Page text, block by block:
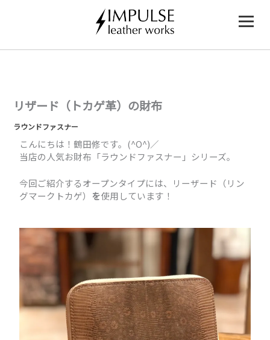
リザード（トカゲ革）の財布
ラウンドファスナー
こんにちは！鶴田修です。(^O^)／
当店の人気お財布「ラウンドファスナー」シリーズ。
今回ご紹介するオープンタイプには、リーザード（リン
グマークトカゲ） を使用しています！